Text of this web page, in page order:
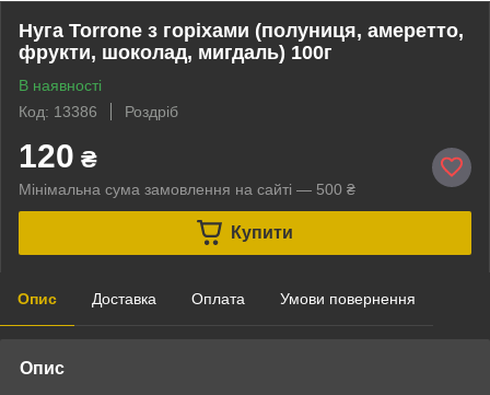
Нуга Torrone з горіхами (полуниця, амеретто,
фрукти, шоколад, мигдаль) 100г
В наявності
Код: 13386
Роздріб
120 ₴
Мінімальна сума замовлення на сайті — 500 ₴
Купити
Опис Доставка Оплата Умови повернення
Опис